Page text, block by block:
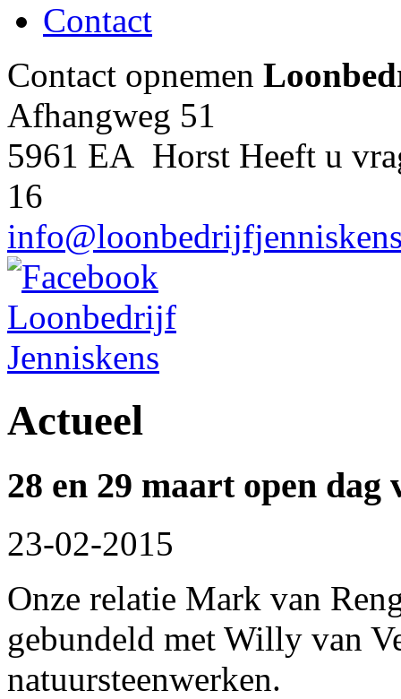
Contact
Contact opnemen
Afhangweg 51
5961 EA Horst Heeft u
16
Actueel
28 en 29 maart open dag
23-02-2015
Onze relatie Mark van
gebundeld met Willy van
natuursteenwerken.